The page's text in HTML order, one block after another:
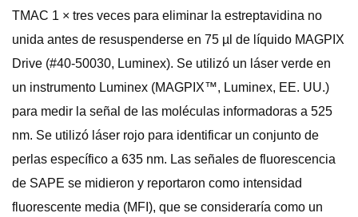
TMAC 1 × tres veces para eliminar la estreptavidina no
unida antes de resuspenderse en 75 µl de líquido MAGPIX
Drive (#40-50030, Luminex). Se utilizó un láser verde en
un instrumento Luminex (MAGPIX™, Luminex, EE. UU.)
para medir la señal de las moléculas informadoras a 525
nm. Se utilizó láser rojo para identificar un conjunto de
perlas específico a 635 nm. Las señales de fluorescencia
de SAPE se midieron y reportaron como intensidad
fluorescente media (MFI), que se consideraría como un